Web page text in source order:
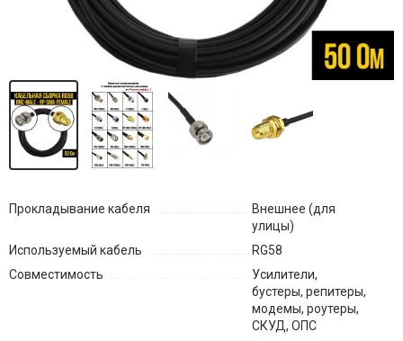
Прокладывание кабеля
Внешнее (для
улицы)
Используемый кабель
RG58
Совместимость
Усилители,
бустеры, репитеры,
модемы, роутеры,
СКУД, ОПС